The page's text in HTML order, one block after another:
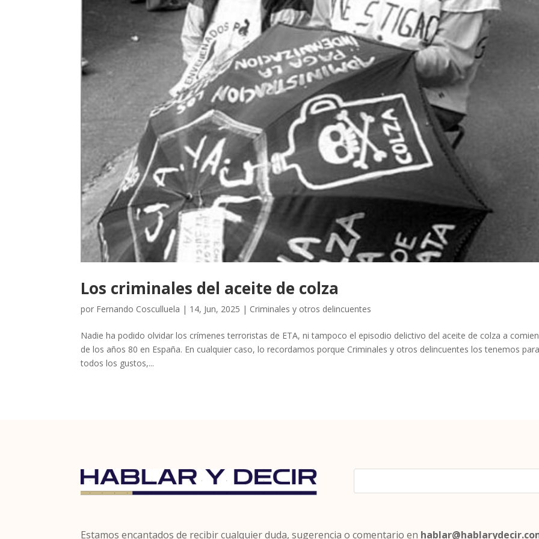
Los criminales del aceite de colza
por Fernando Cosculluela | 14, Jun, 2025 | Criminales y otros delincuentes
Nadie ha podido olvidar los crímenes terroristas de ETA, ni tampoco el episodio delictivo del aceite de colza a
de los años 80 en España. En cualquier caso, lo recordamos porque Criminales y otros delincuentes los tenemos para
todos los gustos,...
Estamos encantados de recibir cualquier duda, sugerencia o comentario en